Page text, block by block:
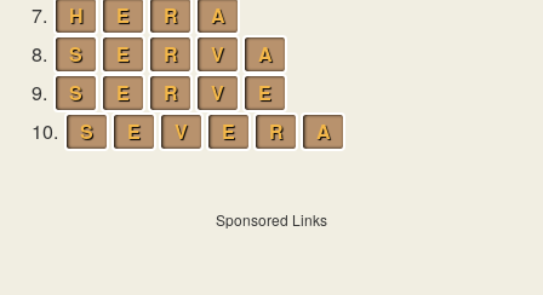
7.
H E R
A
8.
S E R V
A
9.
S E R V
E
10.
S E V E R A
Sponsored Links